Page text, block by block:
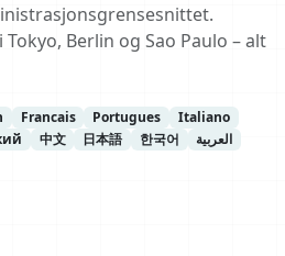
Berlin og Sao Paulo – alt
Francais Portugues
Italiano
中文 日本語 한국어
العربية